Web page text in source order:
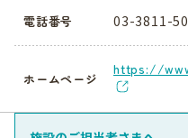
電話番号 03-3811-
ホームページ
https://